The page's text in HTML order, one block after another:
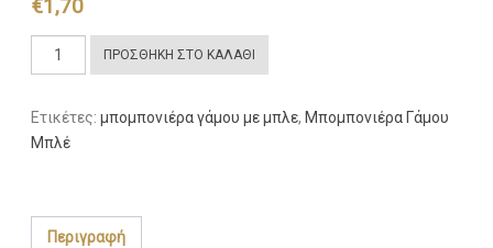
€1,70
Μπομπονιέρα
Γάμου
Μπλέ
ποσότητα
ΠΡΟΣΘΉΚΗ ΣΤΟ ΚΑΛΆΘΙ
Ετικέτες: μπομπονιέρα γάμου με μπλε, Μπομπονιέρα Γάμου
Μπλέ
Περιγραφή